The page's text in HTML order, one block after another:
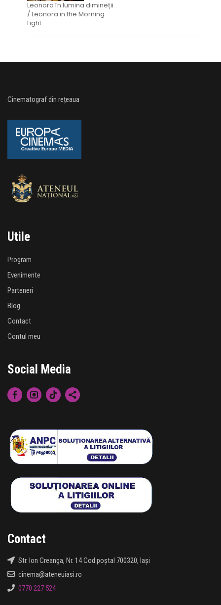
Leonora în lumina dimineții
/ Leonora in the Morning
Light
Cinematograf din rețeaua
Utile
Program
Evenimente
Parteneri
Blog
Contact
Contul meu
Social Media
Contact
Str. Ion Creanga, Nr. 14 Cod poștal 700320, Iași
cinema@ateneuiasi.ro
0770 227 524